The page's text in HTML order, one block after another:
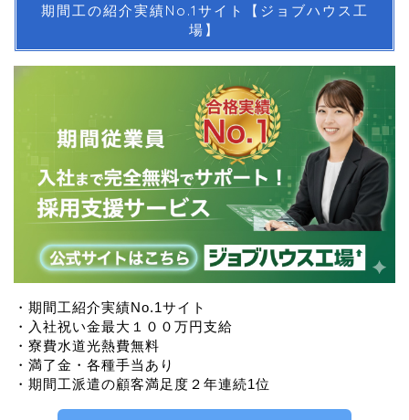
期間工の紹介実績No.1サイト【ジョブハウス工
場】
・期間工紹介実績No.1サイト
・入社祝い金最大１００万円支給
・寮費水道光熱費無料
・満了金・各種手当あり
・期間工派遣の顧客満足度２年連続1位